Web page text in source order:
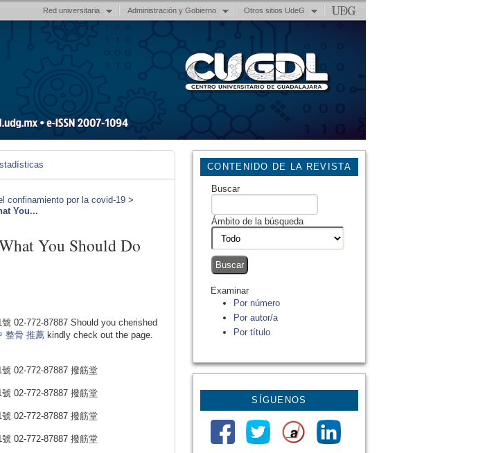
Red universitaria Administración y Gobierno Otros sitios UdeG
CONTENIDO DE LA REVISTA
Buscar
Ámbito de la búsqueda
Examinar
Por número
Por autor/a
Por título
SÍGUENOS
confinamiento por la covid-19 >
You...
You Should Do
02-772-87887 Should you cherished
整骨 推薦 kindly check out the page.
02-772-87887 撥筋堂
02-772-87887 撥筋堂
02-772-87887 撥筋堂
02-772-87887 撥筋堂